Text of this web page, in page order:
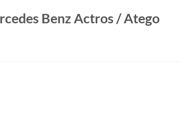
Benz Actros / Atego